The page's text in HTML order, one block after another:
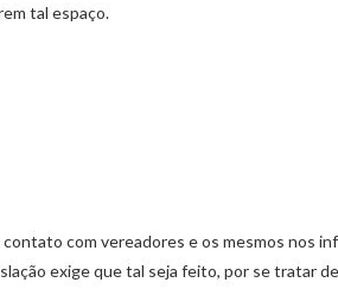
tal espaço.
com vereadores e os mesmos nos
exige que tal seja feito, por se tratar